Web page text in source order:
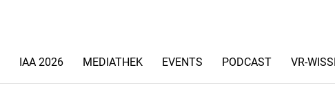
IAA 2026 MEDIATHEK EVENTS PODCAST VR-